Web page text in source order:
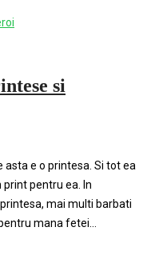
si
asta e o printesa. Si tot ea
pentru ea. In
mai multi barbati
mana fetei...